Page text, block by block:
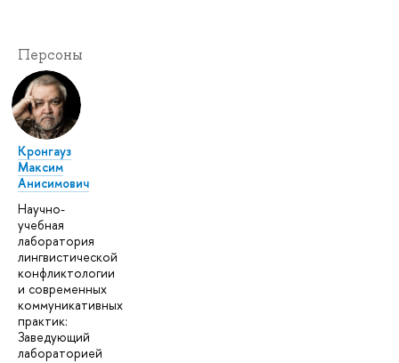
Персоны
Кронгауз
Максим
Анисимович
Научно-
учебная
лаборатория
лингвистической
конфликтологии
и современных
коммуникативных
практик:
Заведующий
лабораторией